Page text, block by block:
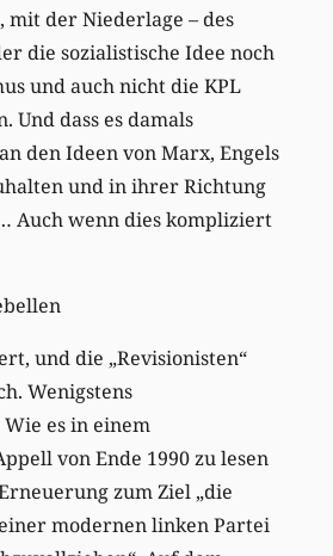
mit der Niederlage – des
die sozialistische Idee noch
und auch nicht die KPL
Und dass es damals
den Ideen von Marx, Engels
und in ihrer Richtung
Auch wenn dies kompliziert
und die „Revisionisten“
Wenigstens
es in einem
von Ende 1990 zu lesen
zum Ziel „die
modernen linken Partei